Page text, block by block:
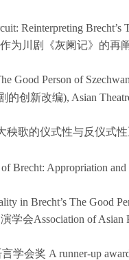
Reinterpreting Brecht’s
为川剧《灰阑记》的再
Good Person of Szechwan
的创新改编), Asian
歌的仪式性与反仪式性
Brecht: Appropriation
in Brecht’s The Good
学会Association of Asian
学会奖 A runner-up